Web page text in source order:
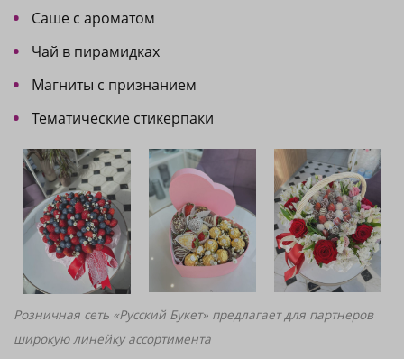
Саше с ароматом
Чай в пирамидках
Магниты с признанием
Тематические стикерпаки
Розничная сеть «Русский Букет» предлагает для партнеров
широкую линейку ассортимента